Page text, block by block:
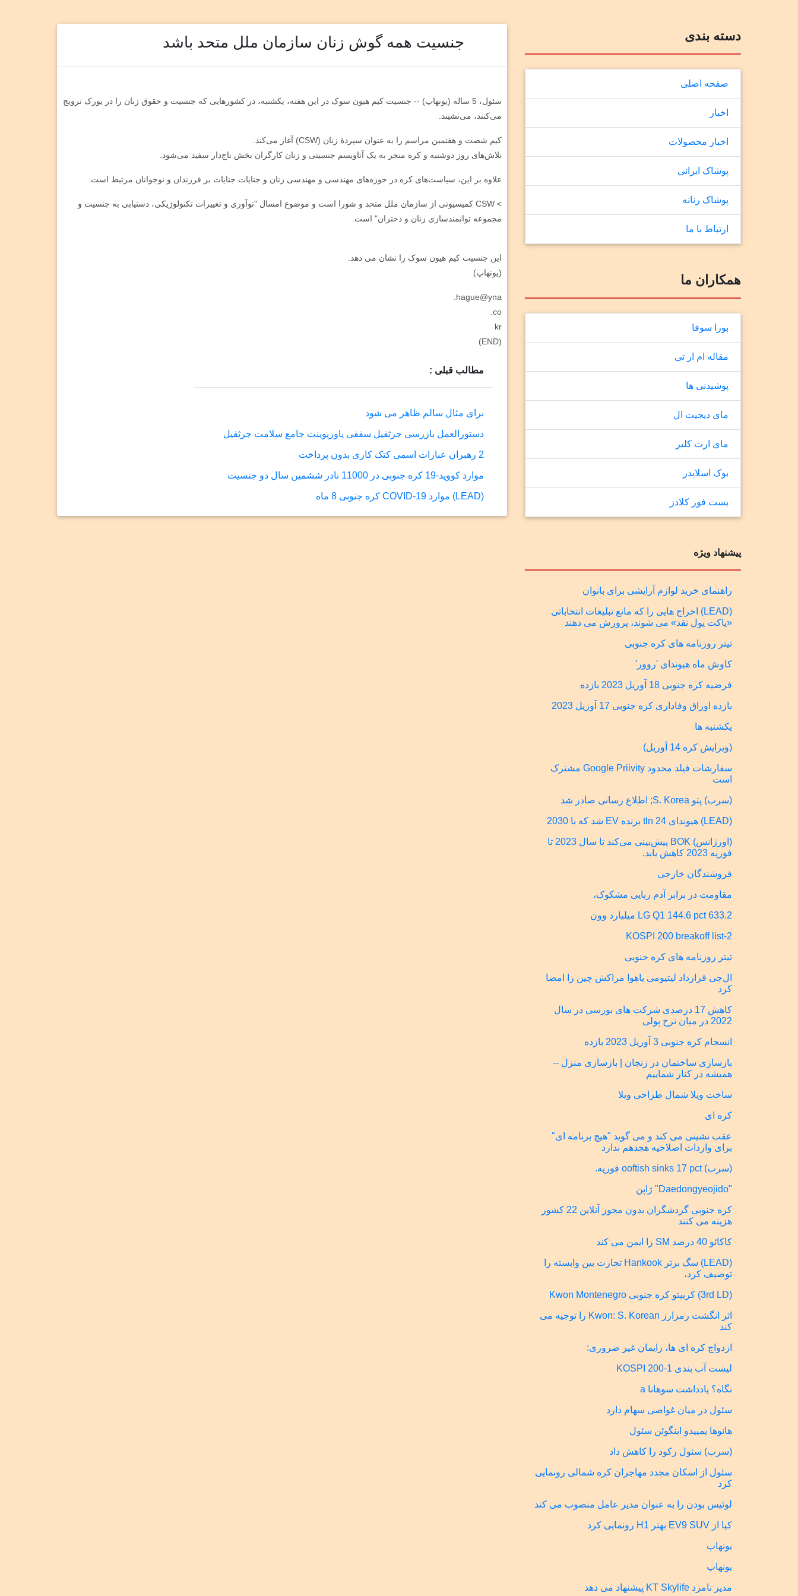
دسته بندی
صفحه اصلی
اخبار
اخبار محصولات
پوشاک ایرانی
پوشاک رنانه
ارتباط با ما
همکاران ما
بورا سوفا
مقاله ام ار تی
پوشیدنی ها
مای دیجیت ال
مای ارت کلیر
بوک اسلایدر
بست فور کلادز
پیشنهاد ویژه
راهنمای خرید لوازم آرایشی برای بانوان
(LEAD) اخراج هایی را که مانع تبلیغات انتخاباتی
«پاکت پول نقد» می شوند، پرورش می دهند
تیتر روزنامه های کره جنوبی
کاوش ماه هیوندای 'روور'
فرضیه کره جنوبی 18 آوریل 2023 بازده
بازده اوراق وفاداری کره جنوبی 17 آوریل 2023
یکشنبه ها
(ویرایش کره 14 آوریل)
سفارشات فیلد محدود Google Priivity مشترک
است
(سرب) پتو S. Korea; اطلاع رسانی صادر شد
(LEAD) هیوندای 24 tln برنده EV شد که با 2030
(اورژانس) BOK پیش‌بینی می‌کند تا سال 2023 تا
فوریه 2023 کاهش یابد.
فروشندگان خارجی
مقاومت در برابر آدم ربایی مشکوک،
LG Q1 144.6 pct 633.2 میلیارد وون
KOSPI 200 breakoff list-2
تیتر روزنامه های کره جنوبی
ال‌جی قرارداد لیتیومی یاهوا مراکش چین را امضا
کرد
کاهش 17 درصدی شرکت های بورسی در سال
2022 در میان نرخ پولی
انسجام کره جنوبی 3 آوریل 2023 بازده
بازسازی ساختمان در زنجان | بازسازی منزل --
همیشه در کنار شماییم
ساخت ویلا شمال طراحی ویلا
کره ای
عقب نشینی می کند و می گوید "هیچ برنامه ای"
برای واردات اصلاحیه هجدهم ندارد
(سرب) ooftish sinks 17 pct فوریه.
"Daedongyeojido" ژاپن
کره جنوبی گردشگران بدون مجوز آنلاین 22 کشور
هزینه می کنند
کاکائو 40 درصد SM را ایمن می کند
(LEAD) سگ برتر Hankook تجارت بین وابسته را
توصیف کرد،
(3rd LD) کریپتو کره جنوبی Kwon Montenegro
اثر انگشت رمزارز Kwon: S. Korean را توجیه می
کند
ازدواج کره ای ها، زایمان غیر ضروری:
لیست آب بندی KOSPI 200-1
نگاه؟ یادداشت سوهانا a
سئول در میان غواصی سهام دارد
هانوها پمپیدو اینگوئن سئول
(سرب) سئول رکود را کاهش داد
سئول از اسکان مجدد مهاجران کره شمالی رونمایی
کرد
لوئیس بودن را به عنوان مدیر عامل منصوب می کند
کیا از EV9 SUV بهتر H1 رونمایی کرد
یونهاپ
یونهاپ
مدیر نامزد KT Skylife پیشنهاد می دهد
جنسیت همه گوش زنان سازمان ملل متحد باشد
سئول، 5 ساله (یونهاپ) -- جنسیت کیم هیون سوک در این هفته، یکشنبه، در کشورهایی که جنسیت و حقوق زنان را در یورک ترویج
می‌کنند، می‌نشیند.
کیم شصت و هفتمین مراسم را به عنوان سپردۀ زنان (CSW) آغاز می‌کند.
تلاش‌های روز دوشنبه و کره منجر به یک آتاویسم جنسیتی و زنان کارگران بخش تاج‌دار سفید می‌شود.
علاوه بر این، سیاست‌های کره در حوزه‌های مهندسی و مهندسی زنان و جنایات جنایات بر فرزندان و نوجوانان مرتبط است.
> CSW کمیسیونی از سازمان ملل متحد و شورا است و موضوع امسال "نوآوری و تغییرات تکنولوژیکی، دستیابی به جنسیت و
مجموعه توانمندسازی زنان و دختران" است.
این جنسیت کیم هیون سوک را نشان می دهد.
(یونهاپ)
hague@yna.
co.
kr
(END)
مطالب قبلی :
برای مثال سالم ظاهر می شود
دستورالعمل بازرسی جرثقیل سقفی پاورپوینت جامع سلامت جرثقیل
2 رهبران عبارات اسمی کتک کاری بدون پرداخت
موارد کووید-19 کره جنوبی در 11000 نادر ششمین سال دو جنسیت
(LEAD) موارد COVID-19 کره جنوبی 8 ماه